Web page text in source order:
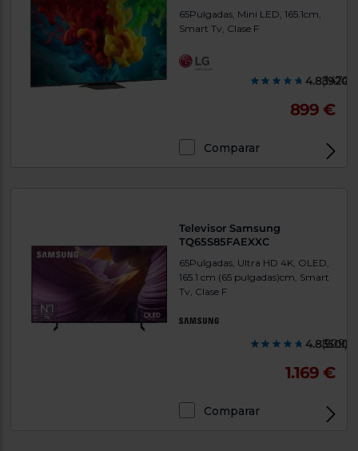
65Pulgadas, Mini LED, 165.1cm,
Smart Tv, Clase F
(1474)
899 €
Comparar
Televisor Samsung
TQ65S85FAEXXC
65Pulgadas, Ultra HD 4K, OLED,
165.1 cm (65 pulgadas)cm, Smart
Tv, Clase F
(509)
1.169 €
Comparar